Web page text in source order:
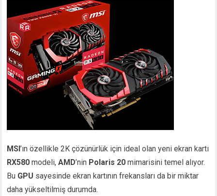
MSI’ın özellikle 2K çözünürlük için ideal olan yeni ekran kartı
RX580 modeli,AMD’nin Polaris 20 mimarisini temel alıyor.
Bu GPU sayesinde ekran kartının frekansları da bir miktar
daha yükseltilmiş durumda.